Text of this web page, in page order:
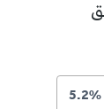
5.2%